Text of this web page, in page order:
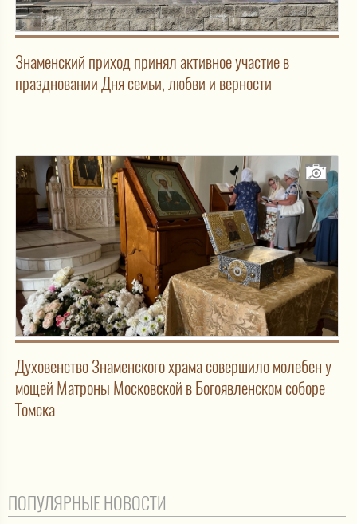
Знаменский приход принял активное участие в
праздновании Дня семьи, любви и верности
Духовенство Знаменского храма совершило молебен у
мощей Матроны Московской в Богоявленском соборе
Томска
ПОПУЛЯРНЫЕ НОВОСТИ